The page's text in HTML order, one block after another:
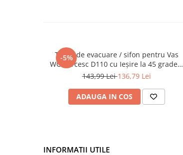
-5%
Teava de evacuare / sifon pentru Vas
WC Turcesc D110 cu Ieșire la 45 grade |
MP010153905
143,99 Lei136,79 Lei
ADAUGA IN COS
INFORMATII UTILE